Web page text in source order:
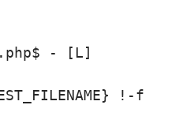
- [L]
!-f